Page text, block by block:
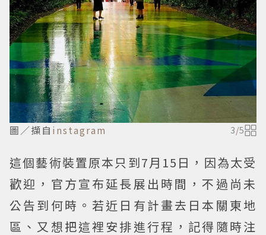
圖／擷自 instagram 3/5
這個藝術裝置原本只到7月15日，因為太受
歡迎，官方宣布延長展出時間，不過尚未
公告到何時。若近日有計畫去日本關東地
區、又想把這裡安排進行程，記得隨時注